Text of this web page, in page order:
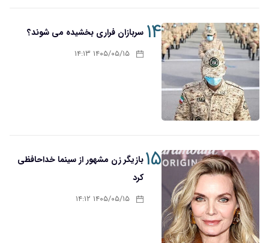
۱۴ سربازان فراری بخشیده می شوند؟
۱۴۰۵/۰۵/۱۵ ۱۴:۱۳
۱۵بازیگر زن مشهور از سینما خداحافظی
کرد
۱۴۰۵/۰۵/۱۵ ۱۴:۱۲